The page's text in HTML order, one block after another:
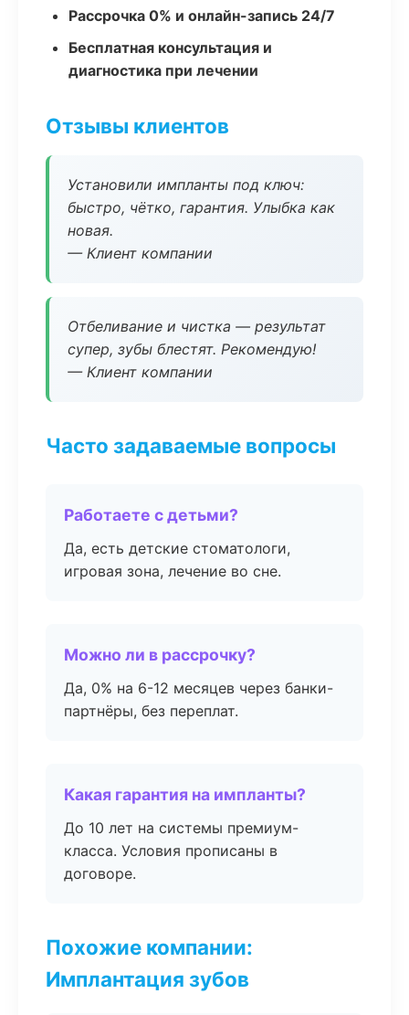
Рассрочка 0% и онлайн-запись 24/7
Бесплатная консультация и
диагностика при лечении
Отзывы клиентов
Установили импланты под ключ:
быстро, чётко, гарантия. Улыбка как
новая.
— Клиент компании
Отбеливание и чистка — результат
супер, зубы блестят. Рекомендую!
— Клиент компании
Часто задаваемые вопросы
Работаете с детьми?
Да, есть детские стоматологи,
игровая зона, лечение во сне.
Можно ли в рассрочку?
Да, 0% на 6-12 месяцев через банки-
партнёры, без переплат.
Какая гарантия на импланты?
До 10 лет на системы премиум-
класса. Условия прописаны в
договоре.
Похожие компании:
Имплантация зубов